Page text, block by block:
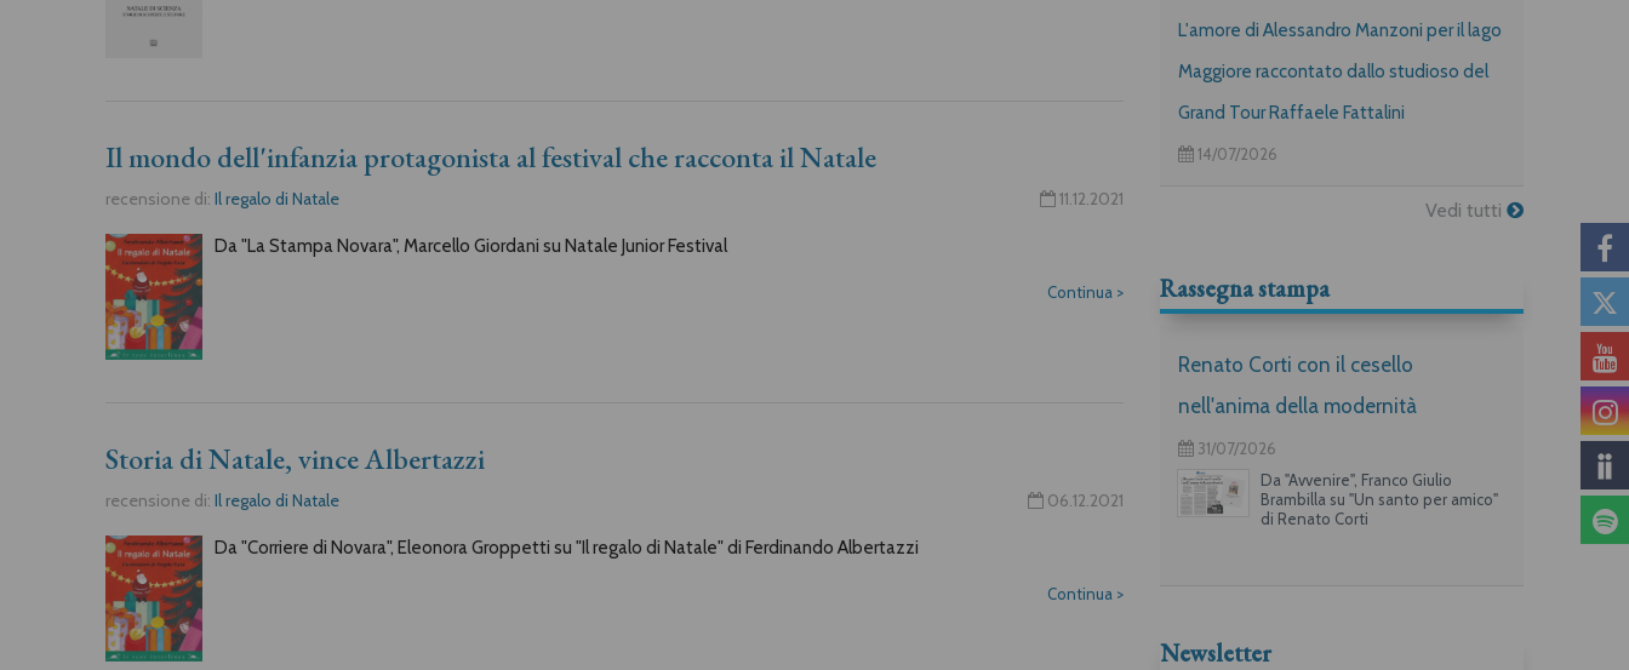
Il mondo dell'infanzia protagonista al festival che racconta il Natale
recensione di: Il regalo di Natale 11.12.2021
Da "La Stampa Novara", Marcello Giordani su Natale Junior Festival
Continua >
Storia di Natale, vince Albertazzi
recensione di: Il regalo di Natale 06.12.2021
Da "Corriere di Novara", Eleonora Groppetti su "Il regalo di Natale" di Ferdinando Albertazzi
Continua >
L'amore di Alessandro Manzoni per il lago
Maggiore raccontato dallo studioso del
Grand Tour Raffaele Fattalini
14/07/2026
Vedi tutti
Rassegna stampa
Renato Corti con il cesello
nell'anima della modernità
31/07/2026
Da "Avvenire", Franco Giulio
Brambilla su "Un santo per amico"
di Renato Corti
Newsletter